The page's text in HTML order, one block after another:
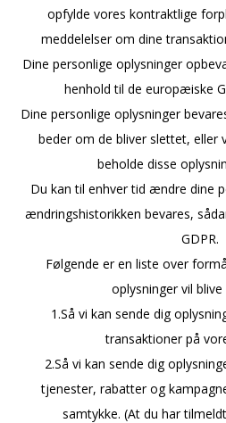
opfylde vores kontraktlige
meddelelser om dine
Dine personlige oplysninger
henhold til de europæiske
Dine personlige oplysninger
beder om de bliver slettet, eller
beholde disse
Du kan til enhver tid ændre dine
ændringshistorikken bevares,
GDPR.
Følgende er en liste over
oplysninger vil
1.Så vi kan sende dig
transaktioner på
2.Så vi kan sende dig
tjenester, rabatter og
samtykke. (At du har